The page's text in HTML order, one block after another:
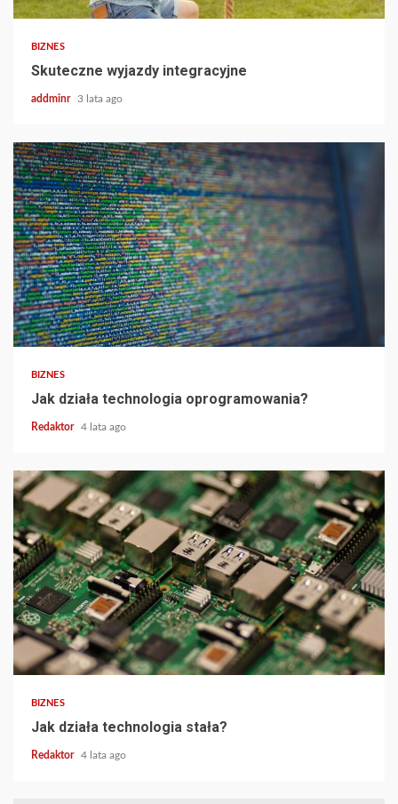
BIZNES
Skuteczne wyjazdy integracyjne
addminr 3 lata ago
BIZNES
Jak działa technologia oprogramowania?
Redaktor 4 lata ago
BIZNES
Jak działa technologia stała?
Redaktor 4 lata ago